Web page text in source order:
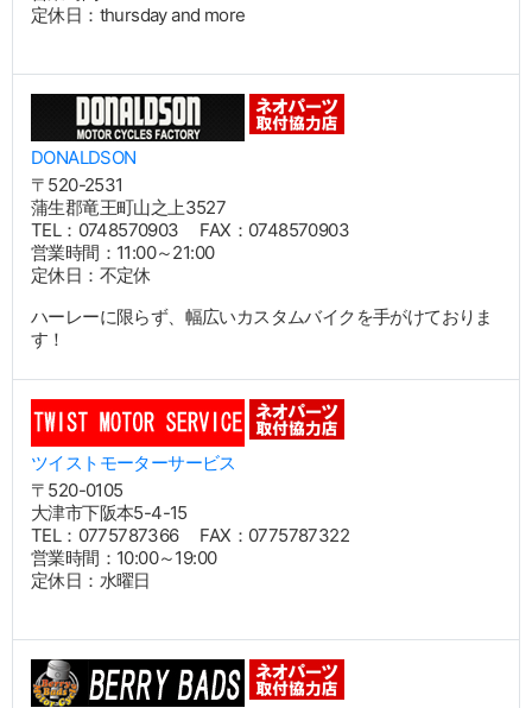
定休日：thursday and more
DONALDSON
〒520-2531
蒲生郡竜王町山之上3527
TEL：0748570903 FAX：0748570903
営業時間：11:00～21:00
定休日：不定休
ハーレーに限らず、幅広いカスタムバイクを手がけておりま
す！
ツイストモーターサービス
〒520-0105
大津市下阪本5-4-15
TEL：0775787366 FAX：0775787322
営業時間：10:00～19:00
定休日：水曜日